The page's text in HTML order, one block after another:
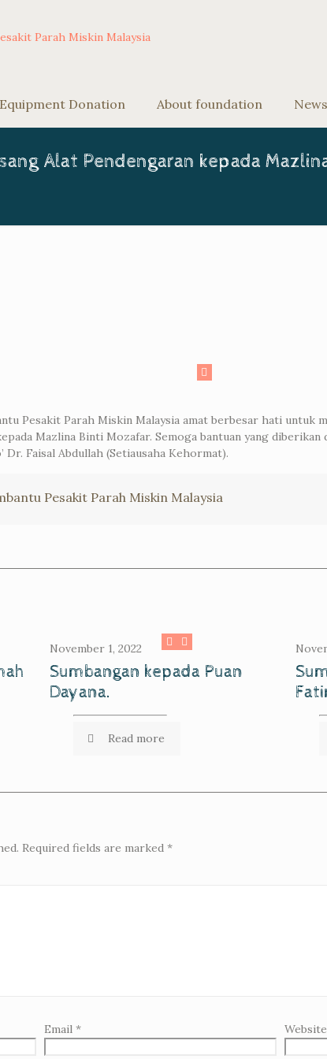
Equipment Donation About foundation News
Alat Pendengaran kepada
Pesakit Parah Miskin Malaysia amat berbesar hati untuk
Mazlina Binti Mozafar. Semoga bantuan yang diberikan
Dr. Faisal Abdullah (Setiausaha Kehormat).
Pesakit Parah Miskin Malaysia
November 1, 2022
Sumbangan kepada Puan
Dayana.
Read more
Required fields are marked*
Email* Website